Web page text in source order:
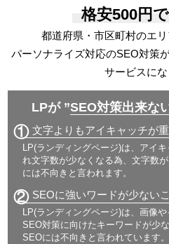
格安500円
都道府県・市区町村のエリ
パーソナライズ対応のSEO対策
サービスにな
LPが ”SEO対策出来な
① 文字よりもアイキャッチが
LP(ランディングページ)は、アイ
れ文字数が少なくなる為、文字数
には不向きと言われます。
② SEOに強いワードが少ない
LP(ランディングページ)は、画像
SEO対策に向けたキーワードが少
SEOには不向きと言われています。